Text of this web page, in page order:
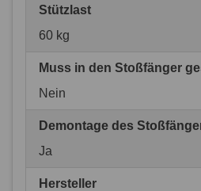
Stützlast
60 kg
Muss in den Stoßfänger
Nein
Demontage des
Ja
Hersteller